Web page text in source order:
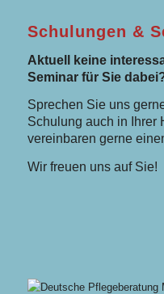
Schulungen &
Aktuell keine
Seminar für Sie
Sprechen Sie uns
Schulung auch in Ihrer
vereinbaren gerne
Wir freuen uns auf Sie!